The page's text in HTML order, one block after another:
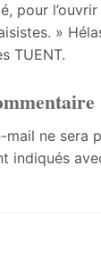
pour
»
TUENT.
mail ne sera
indiqués